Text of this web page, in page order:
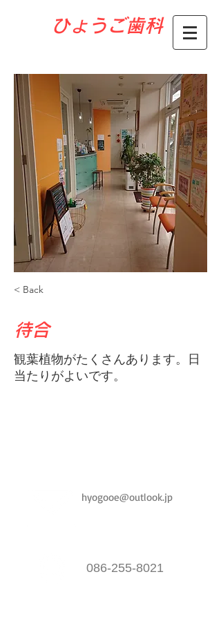
​ひょうご歯科
< Back
待合
観葉植物がたくさんあります。日
当たりがよいです。
hyogooe@outlook.jp
086-255-8021